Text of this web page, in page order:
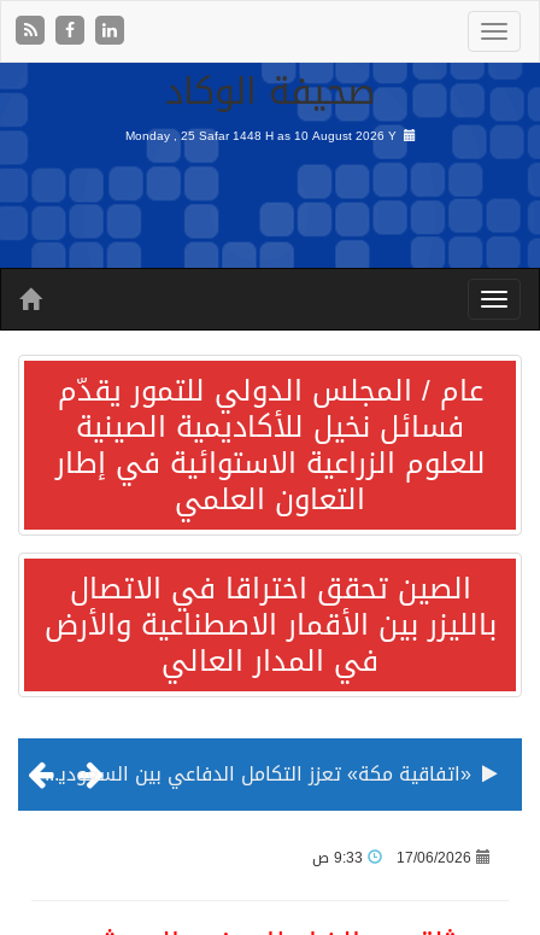
صحيفة الوكاد
Monday , 25 Safar 1448 H as10 August 2026 Y
عام / المجلس الدولي للتمور يقدّم
فسائل نخيل للأكاديمية الصينية
للعلوم الزراعية الاستوائية في إطار
التعاون العلمي
الصين تحقق اختراقا في الاتصال
بالليزر بين الأقمار الاصطناعية والأرض
في المدار العالي
«اتفاقية مكة» تعزز التكامل الدفاعي بين السعودية وتركيا وباكستان
17/06/2026